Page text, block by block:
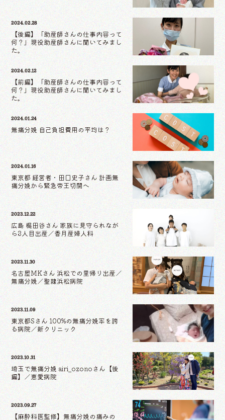
2024.02.28
【後編】「助産師さんの仕事内容って
何？」現役助産師さんに聞いてみまし
た。
2024.02.12
【前編】「助産師さんの仕事内容って
何？」現役助産師さんに聞いてみまし
た。
2024.01.24
無痛分娩 自己負担費用の平均は？
2024.01.16
東京都 経営者・田口史子さん 計画無
痛分娩から緊急帝王切開へ
2023.12.22
広島 梶田谷さん 家族に見守られなが
ら3人目出産／香月産婦人科
2023.11.30
名古屋MKさん 浜松での里帰り出産／
無痛分娩／聖隷浜松病院
2023.11.09
東京都Sさん 100%の無痛分娩率を誇
る病院／新クリニック
2023.10.31
埼玉で無痛分娩 airi_ozonoさん【後
編】／恵愛病院
2023.09.27
【麻酔科医監修】無痛分娩の痛みの